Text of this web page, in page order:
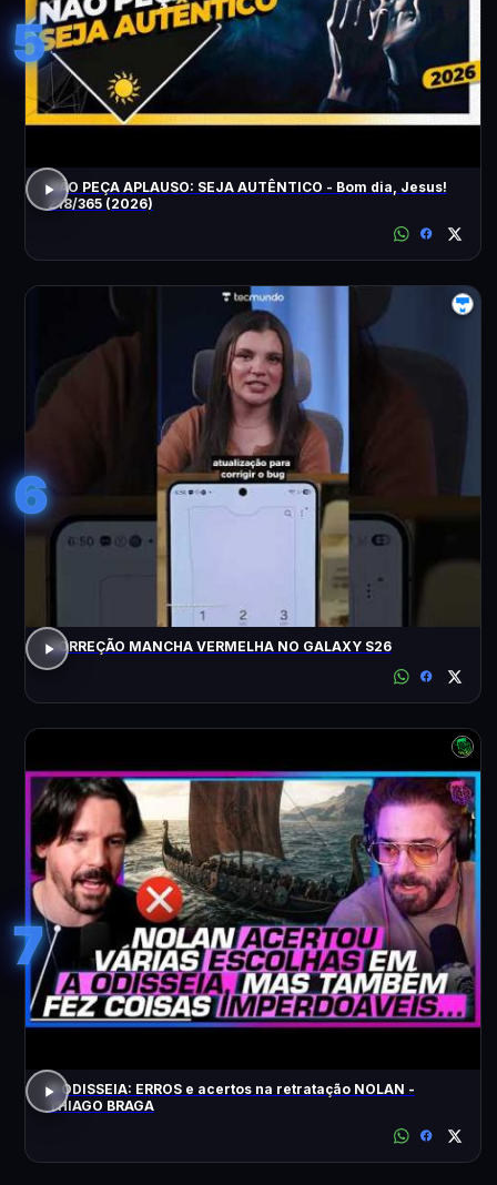
5
NÃO PEÇA APLAUSO: SEJA AUTÊNTICO - Bom dia, Jesus!
218/365 (2026)
6
CORREÇÃO MANCHA VERMELHA NO GALAXY S26
7
A ODISSEIA: ERROS e acertos na retratação NOLAN -
THIAGO BRAGA